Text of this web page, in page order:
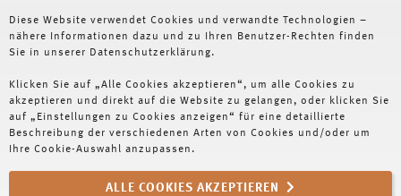
Diese Website verwendet Cookies und verwandte Technologien –
nähere Informationen dazu und zu Ihren Benutzer-Rechten finden
Sie in unserer Datenschutzerklärung.
Klicken Sie auf „Alle Cookies akzeptieren“, um alle Cookies zu
akzeptieren und direkt auf die Website zu gelangen, oder klicken Sie
auf „Einstellungen zu Cookies anzeigen“ für eine detaillierte
Beschreibung der verschiedenen Arten von Cookies und/oder um
Ihre Cookie-Auswahl anzupassen.
ALLE COOKIES AKZEPTIEREN
Unser HAWE-Telegramm
Immer die neuesten Angebote für Wiederverkäufer
JETZT ABONNIEREN